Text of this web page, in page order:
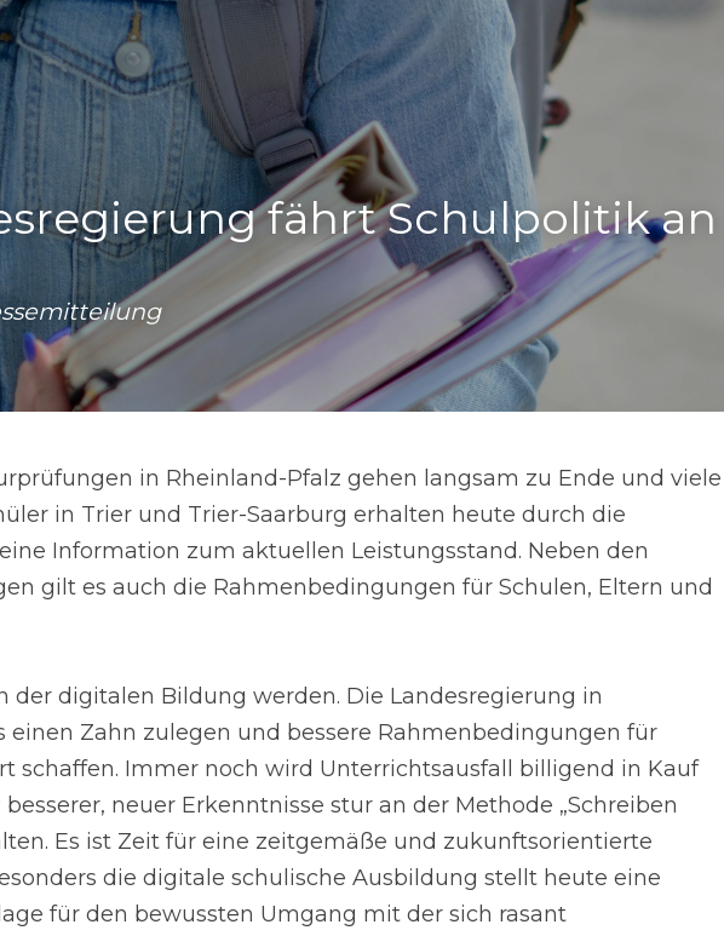
fährt Schulpolitik an
in Rheinland-Pfalz gehen langsam zu Ende und viele
in Trier und Trier-Saarburg erhalten heute durch die
Information zum aktuellen Leistungsstand. Neben den
gilt es auch die Rahmenbedingungen für Schulen, Eltern und
der digitalen Bildung werden. Die Landesregierung in
einen Zahn zulegen und bessere Rahmenbedingungen für
schaffen. Immer noch wird Unterrichtsausfall billigend in Kauf
neuer Erkenntnisse stur an der Methode „Schreiben
Es ist Zeit für eine zeitgemäße und zukunftsorientierte
die digitale schulische Ausbildung stellt heute eine
für den bewussten Umgang mit der sich rasant